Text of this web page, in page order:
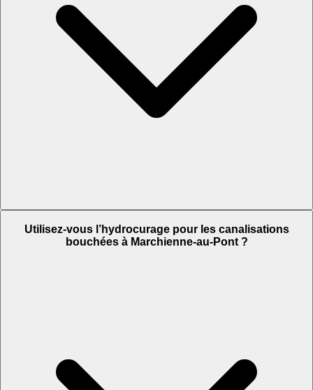
Utilisez-vous l’hydrocurage pour les canalisations
bouchées à Marchienne-au-Pont ?